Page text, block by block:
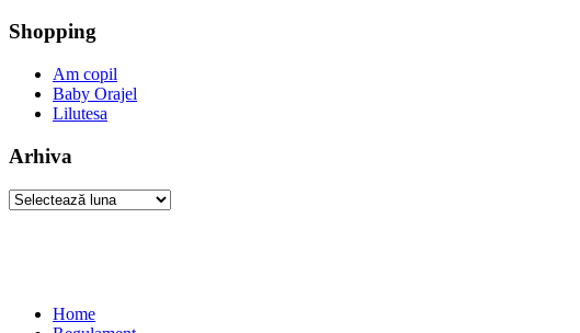
Shopping
Am copil
Baby Orajel
Lilutesa
Arhiva
Arhiva
Home